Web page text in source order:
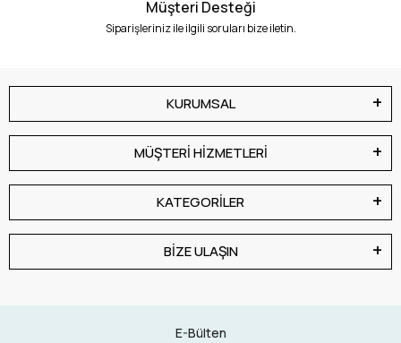
Müşteri Desteği
Siparişleriniz ile ilgili soruları bize iletin.
KURUMSAL
MÜŞTERİ HİZMETLERİ
KATEGORİLER
BİZE ULAŞIN
E-Bülten